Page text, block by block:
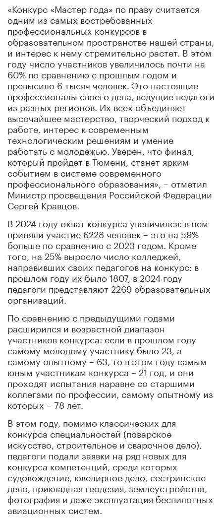
«Конкурс «Мастер года» по праву считается
одним из самых востребованных
профессиональных конкурсов в
образовательном пространстве нашей страны,
и интерес к нему стремительно растет. В этом
году число участников увеличилось почти на
60% по сравнению с прошлым годом и
превысило 6 тысяч человек. Это настоящие
профессионалы своего дела, ведущие педагоги
из разных регионов. Их всех объединяет
высочайшее мастерство, творческий подход к
работе, интерес к современным
технологическим решениям и умение
работать с молодежью. Уверен, что финал,
который пройдет в Тюмени, станет ярким
событием в системе современного
профессионального образования», – отметил
Министр просвещения Российской Федерации
Сергей Кравцов.
В 2024 году охват конкурса увеличился: в нем
приняли участие 6228 человек – это на 59%
больше по сравнению с 2023 годом. Кроме
того, на 25% выросло число колледжей,
направивших своих педагогов на конкурс: в
прошлом году их было 1807, в 2024 году
педагоги представляют 2269 образовательных
организаций.
По сравнению с предыдущими годами
расширился и возрастной диапазон
участников конкурса: если в прошлом году
самому молодому участнику было 23, а
самому опытному – 63, то в этом году самым
юным участникам конкурса – 21 год, и они
проходят испытания наравне со старшими
коллегами по профессии, самому опытному из
которых – 78 лет.
В этом году, помимо классических для
конкурса специальностей (поварское
искусство, строительное и сварочное дело),
педагоги подали заявки на ряд новых для
конкурса компетенций, среди которых
судовождение, ювелирное дело, сестринское
дело, прикладная геодезия, землеустройство,
фотография и даже эксплуатация беспилотных
авиационных систем.